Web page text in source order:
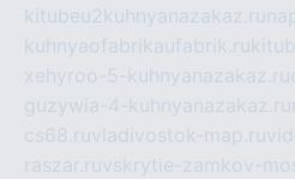
kitubeu2kuhnyanazakaz.ru
kuhnyaofabrikaufabrik.ru
xehyroo-5-kuhnyanazakaz.ru
guzywia-4-kuhnyanazakaz.ru
cs68.ruvladivostok-map.ru
raszar.ruvskrytie-zamkov-